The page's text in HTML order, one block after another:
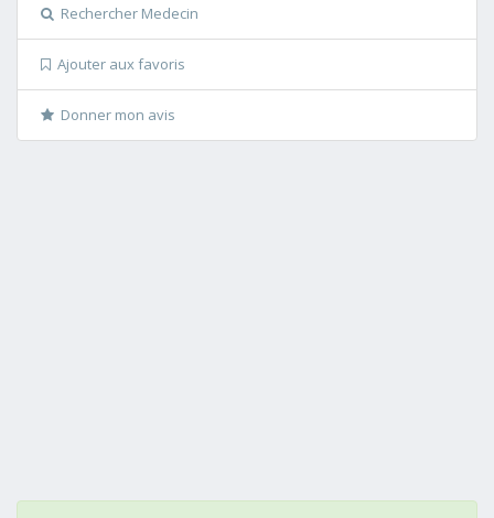
Rechercher Medecin
Ajouter aux favoris
Donner mon avis